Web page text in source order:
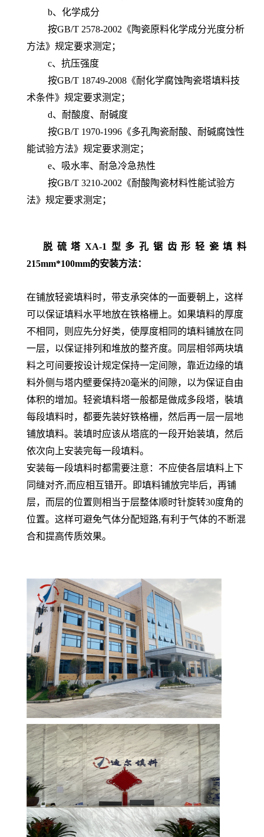
b、化学成分
按GB/T 2578-2002《陶瓷原料化学成分光度分析
方法》规定要求测定；
c、抗压强度
按GB/T 18749-2008《耐化学腐蚀陶瓷塔填料技
术条件》规定要求测定；
d、耐酸度、耐碱度
按GB/T 1970-1996《多孔陶瓷耐酸、耐碱腐蚀性
能试验方法》规定要求测定；
e、吸水率、耐急冷急热性
按GB/T 3210-2002《耐酸陶瓷材料性能试验方
法》规定要求测定 ；
脱硫塔XA-1型多孔锯齿形轻瓷填料
215mm*100mm的安装方法：
在铺放轻瓷填料时，带支承突体的一面要朝上，这样
可以保证填料水平地放在铁格栅上。如果填料的厚度
不相同，则应先分好类，使厚度相同的填料铺放在同
一层，以保证排列和堆放的整齐度。同层相邻两块填
料之可间要按设计规定保持一定间隙，靠近边缘的填
料外侧与塔内壁要保持20毫米的间隙，以为保证自由
体积的增加。轻瓷填料塔一般都是做成多段塔，裝填
每段填料时，都要先装好铁格栅，然后再一层一层地
铺放填料。装填时应该从塔底的一段开始装填，然后
依次向上安装完每一段填料。
安装每一段填料时都需要注意：不应使各层填料上下
同缝对齐,而应相互错开。即填料铺放完毕后，再铺
层，而层的位置则相当于层整体顺时针旋转30度角的
位置。这样可避免气体分配短路,有利于气体的不断混
合和提高传质效果。